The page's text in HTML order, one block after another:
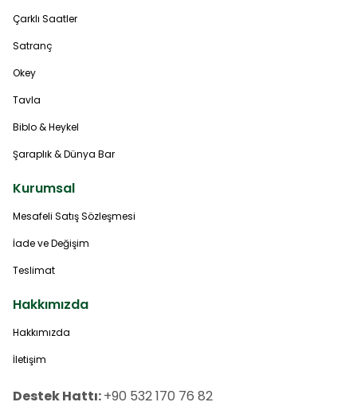
Çarklı Saatler
Satranç
Okey
Tavla
Biblo & Heykel
Şaraplık & Dünya Bar
Kurumsal
Mesafeli Satış Sözleşmesi
İade ve Değişim
Teslimat
Hakkımızda
Hakkımızda
İletişim
Destek Hattı:+90 532 170 76 82